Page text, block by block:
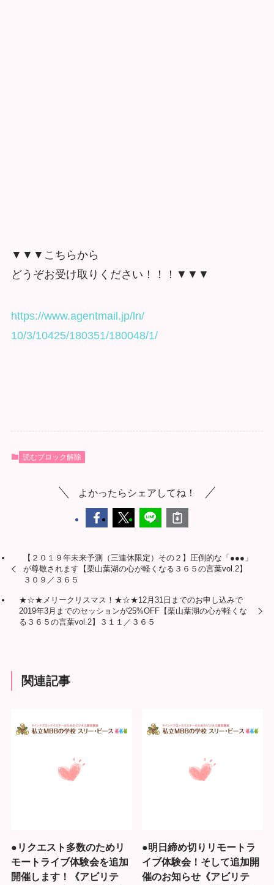
▼▼▼こちらから
どうぞお受け取りください！！！▼▼▼
https://www.agentmail.jp/ln/
10/3/10425/180351/180048/1/
読むブロック解除
よかったらシェアしてね！
【２０１９年未来予測（三連休限定）その２】圧倒的な「●●●」
が尊敬されます【栗山葉湖の心が軽くなる３６５の言葉vol.2】
３０９／３６５
★☆★メリークリスマス！★☆★12月31日までのお申し込みで
2019年3月までのセッションが25%OFF【栗山葉湖の心が軽くな
る３６５の言葉vol.2】３１１／３６５
関連記事
●リクエスト多数のためリ
モートライブ体験会を追加
開催します！《アビリテ
●明日締め切りリモートラ
イブ体験会！そして追加開
催のお知らせ《アビリテ